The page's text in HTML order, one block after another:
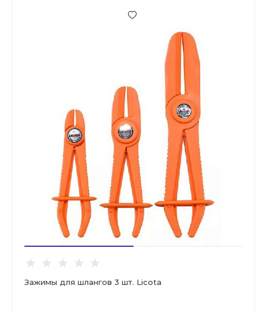
Зажимы для шлангов 3 шт. Licota